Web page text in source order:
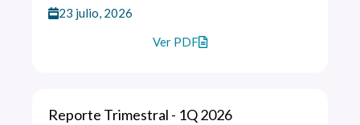
23 julio, 2026
Ver PDF
Reporte Trimestral - 1Q 2026